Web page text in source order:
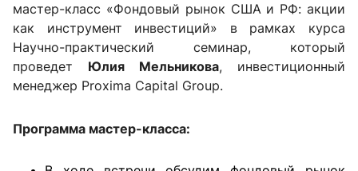
мастер-класс «Фондовый рынок США и РФ: акции
как инструмент инвестиций» в рамках курса
Научно-практический семинар, который
проведет
Юлия Мельникова, инвестиционный
менеджер Proxima Capital Group.
Программа мастер-класса: